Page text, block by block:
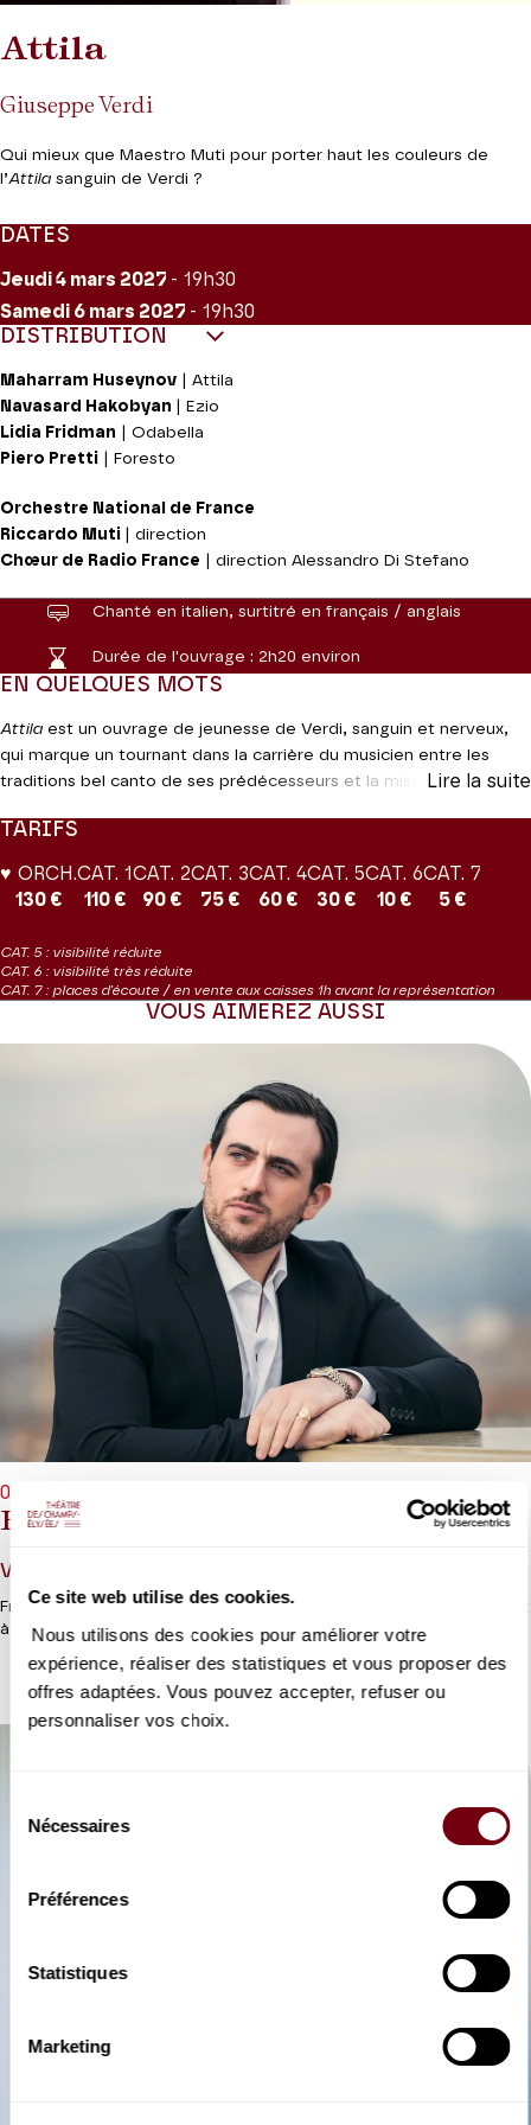
Ce site web utilise des cookies.
Nous utilisons des cookies pour améliorer votre
expérience, réaliser des statistiques et vous proposer des
offres adaptées. Vous pouvez accepter, refuser ou
personnaliser vos choix.
Nécessaires
Préférences
Statistiques
Marketing
Attila
Giuseppe Verdi
Qui mieux que Maestro Muti pour porter haut les couleurs de
l’Attila sanguin de Verdi ?
DATES
Jeudi 4 mars 2027 - 19h30
Samedi 6 mars 2027 - 19h30
DISTRIBUTION
Maharram Huseynov | Attila
Navasard Hakobyan
| Ezio
Lidia Fridman | Odabella
Piero Pretti | Foresto
Orchestre National de France
Riccardo Muti
| direction
Chœur de Radio France | direction Alessandro Di Stefano
Chanté en italien, surtitré en français / anglais
Durée de l'ouvrage : 2h20 environ
EN QUELQUES MOTS
Attila est un ouvrage de jeunesse de Verdi, sanguin et nerveux,
qui marque un tournant dans la carrière du musicien entre les
traditions bel canto de ses prédécesseurs et la mise en place de
seconde moitié du XIXe siècle. Verdi prend ici des libertés avec
complexe, en particulier pour le héros Attila, ici assailli de doutes
et bien loin de la légende sanguinaire du roi des Huns.
Coproduction Théâtre des Champs-Élysées | Radio France
France Musique enregistre ce concert.
Lire la suite
TARIFS
♥ ORCH.
130 €
CAT. 1
110 €
CAT. 2
90 €
CAT. 3
75 €
CAT. 4
60 €
CAT. 5
30 €
CAT. 6
10 €
CAT. 7
5 €
CAT. 5 : visibilité réduite
CAT. 6 : visibilité très réduite
CAT. 7 : places d'écoute / en vente aux caisses 1h avant la représentation
VOUS AIMEREZ AUSSI
Freddie De Tommaso, Mihai Damian
09/11/2026 - 20h00
Verdi, Ponchielli, Puccini
Freddie de Tommaso et le jeune Mihai Damian, deux Grandes Voix
à déguster sans modération.